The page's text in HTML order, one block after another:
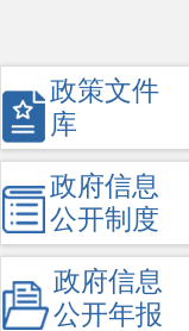
政策文件
库
政府信息
公开制度
政府信息
公开年报